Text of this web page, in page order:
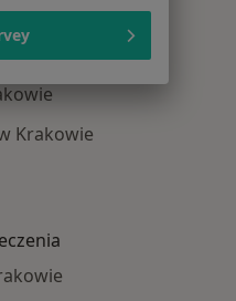
Krakowie